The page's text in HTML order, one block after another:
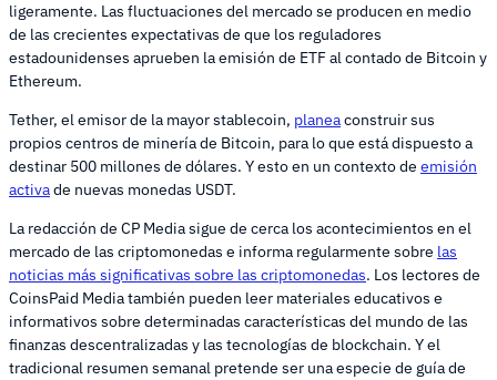
ligeramente. Las fluctuaciones del mercado se producen en medio
de las crecientes expectativas de que los reguladores
estadounidenses aprueben la emisión de ETF al contado de Bitcoin y
Ethereum.
Tether, el emisor de la mayor stablecoin, planeaconstruir sus
propios centros de minería de Bitcoin, para lo que está dispuesto a
destinar 500 millones de dólares. Y esto en un contexto de emisión
activade nuevas monedas USDT.
La redacción de CP Media sigue de cerca los acontecimientos en el
mercado de las criptomonedas e informa regularmente sobre las
noticias más significativas sobre las criptomonedas. Los lectores de
CoinsPaid Media también pueden leer materiales educativos e
informativos sobre determinadas características del mundo de las
finanzas descentralizadas y las tecnologías de blockchain. Y el
tradicional resumen semanal pretende ser una especie de guía de